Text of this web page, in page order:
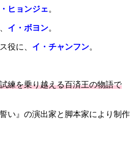
ヒョンジェ。
イ・ボヨン。
役に、 イ・チャンフン。
試練を乗り越える百済王の物語で
い』の演出家と脚本家により制作